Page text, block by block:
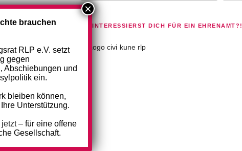
DU INTERESSIERST DICH FÜR EIN EHRENAMT?!
brauchen
RLP e.V. setzt
gegen
Abschiebungen und
ein.
bleiben können,
Unterstützung.
– für eine offene
Gesellschaft.